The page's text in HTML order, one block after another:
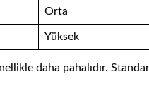
Orta
Yüksek
daha pahalıdır.